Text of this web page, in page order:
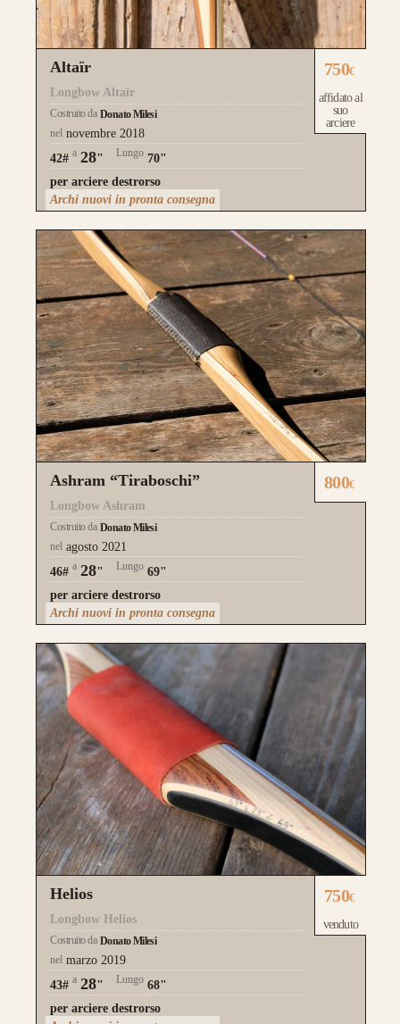
Altaïr
Longbow Altaïr
Costruito da Donato Milesi
nel novembre 2018
42# a 28" Lungo 70"
per arciere destrorso
750€
affidato al
suo
arciere
Archi nuovi in pronta consegna
Ashram “Tiraboschi”
Longbow Ashram
Costruito da Donato Milesi
nel agosto 2021
46# a 28" Lungo 69"
per arciere destrorso
800€
Archi nuovi in pronta consegna
Helios
Longbow Helios
Costruito da Donato Milesi
nel marzo 2019
43# a 28" Lungo 68"
per arciere destrorso
750€
venduto